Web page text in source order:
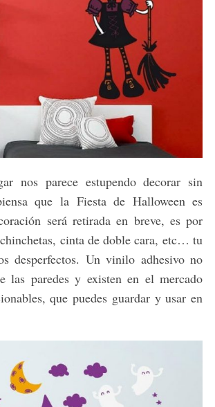
nos parece estupendo decorar sin
que la Fiesta de Halloween es
será retirada en breve, es por
cinta de doble cara, etc… tu
desperfectos. Un vinilo adhesivo no
las paredes y existen en el mercado
que puedes guardar y usar en